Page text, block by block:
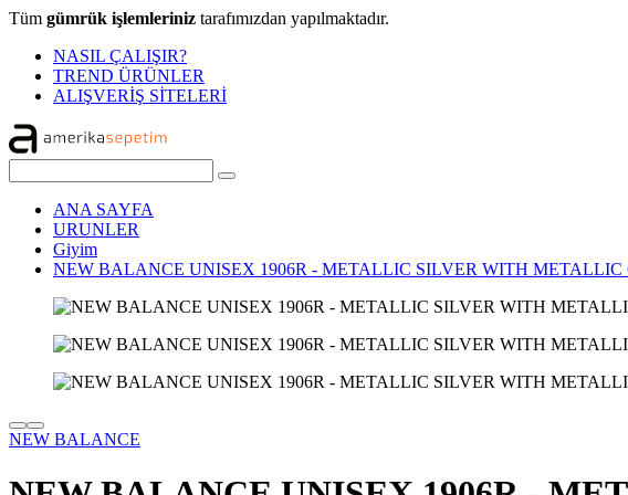
Tüm gümrük işlemleriniz tarafımızdan yapılmaktadır.
NASIL ÇALIŞIR?
TREND ÜRÜNLER
ALIŞVERİŞ SİTELERİ
ANA SAYFA
URUNLER
Giyim
NEW BALANCE UNISEX 1906R - METALLIC SILVER WITH METALLIC
NEW BALANCE